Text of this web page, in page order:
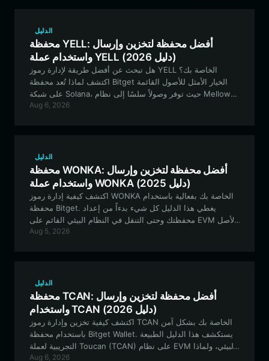
الدليل
محفظة YELL: أفضل محفظة لتخزين وإرسال
واستخدام عملة YELL (دليل 2026)
هل تبحث عن أفضل طريقة لإدارة رموز YELL الخاصة بك؟
اكتشف لماذا تُعد محفظة Bitget الخيار الأمثل للأصول القائمة
على شبكة Solana، حيث توفر وصولاً سلسًا إلى نظام Mellow
Yell البيئي، وتداولاً منخفض زمن الانتقال، وأماناً قوياً لمجموعتك
Aug 6, 2026
الدليل
محفظة WONKA: أفضل محفظة لتخزين وإرسال
واستخدام عملة WONKA (دليل 2025)
اكتشف كيفية إدارة رموز WONKA الخاصة بك بفعالية باستخدام
محفظة Bitget. يغطي هذا الدليل كل شيء بدءاً من إعداد
محفظتك وحتى التنقل في النظام البيئي القائم على EVM لأصل
Aug 5, 2026
الدليل
محفظة TCAN: أفضل محفظة لتخزين وإرسال
واستخدام TCAN (دليل 2026)
اكتشف كيفية تخزين وإدارة رموز TCAN الخاصة بك بشكل آمن
باستخدام محفظة Bitget Wallet. يستكشف هذا الدليل الطبيعة
التجريبية لعملة Toucan (TCAN) على نظام EVM البيئي، ولماذا
تعتبر المحفظة القوية ومتعددة الشبكات ضرورية للمشاركة في
Aug 6, 2026